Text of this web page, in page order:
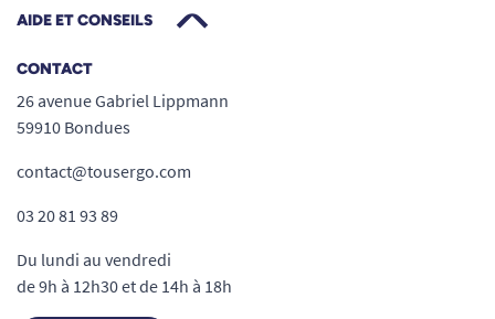
AIDE ET CONSEILS
CONTACT
26 avenue Gabriel Lippmann
59910 Bondues
contact@tousergo.com
03 20 81 93 89
Du lundi au vendredi
de 9h à 12h30 et de 14h à 18h